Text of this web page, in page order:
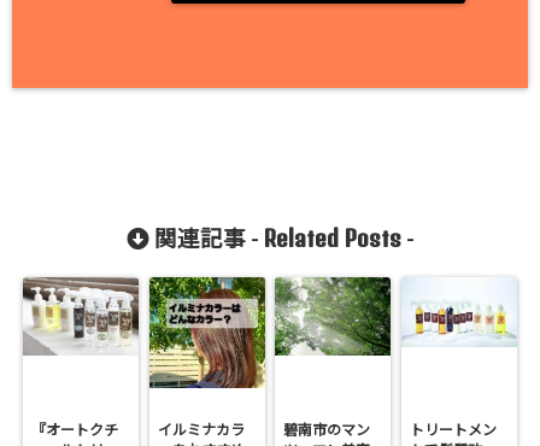
関連記事 - Related Posts-
『オートクチ
イルミナカラ
碧南市のマン
トリートメン